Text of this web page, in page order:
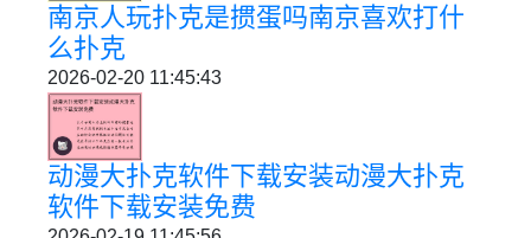
南京人玩扑克是掼蛋吗南京喜欢打什
么扑克
2026-02-20 11:45:43
动漫大扑克软件下载安装动漫大扑克
软件下载安装免费